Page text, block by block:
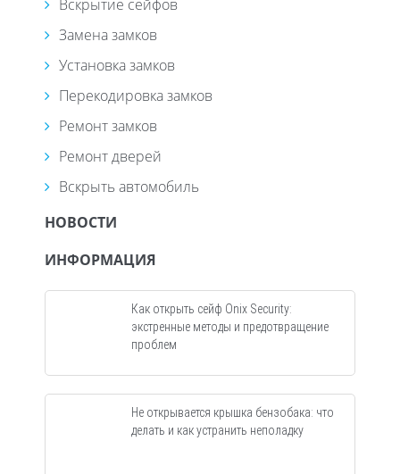
Вскрытие сейфов
Замена замков
Установка замков
Перекодировка замков
Ремонт замков
Ремонт дверей
Вскрыть автомобиль
НОВОСТИ
ИНФОРМАЦИЯ
Как открыть сейф Onix Security:
экстренные методы и предотвращение
проблем
Не открывается крышка бензобака: что
делать и как устранить неполадку